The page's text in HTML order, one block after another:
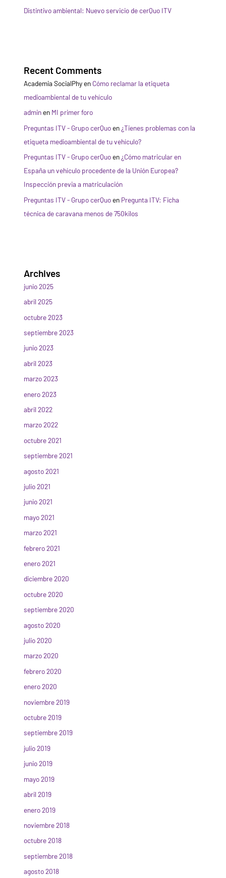
Distintivo ambiental: Nuevo servicio de cerQuo ITV
Recent Comments
Academia SocialPhyen Cómo reclamar la etiqueta
medioambiental de tu vehículo
adminen MI primer foro
Preguntas ITV - Grupo cerQuoen ¿Tienes problemas con la
etiqueta medioambiental de tu vehículo?
Preguntas ITV - Grupo cerQuoen ¿Cómo matricular en
España un vehículo procedente de la Unión Europea?
Inspección previa a matriculación
Preguntas ITV - Grupo cerQuoen Pregunta ITV: Ficha
técnica de caravana menos de 750kilos
Archives
junio 2025
abril 2025
octubre 2023
septiembre 2023
junio 2023
abril 2023
marzo 2023
enero 2023
abril 2022
marzo 2022
octubre 2021
septiembre 2021
agosto 2021
julio 2021
junio 2021
mayo 2021
marzo 2021
febrero 2021
enero 2021
diciembre 2020
octubre 2020
septiembre 2020
agosto 2020
julio 2020
marzo 2020
febrero 2020
enero 2020
noviembre 2019
octubre 2019
septiembre 2019
julio 2019
junio 2019
mayo 2019
abril 2019
enero 2019
noviembre 2018
octubre 2018
septiembre 2018
agosto 2018